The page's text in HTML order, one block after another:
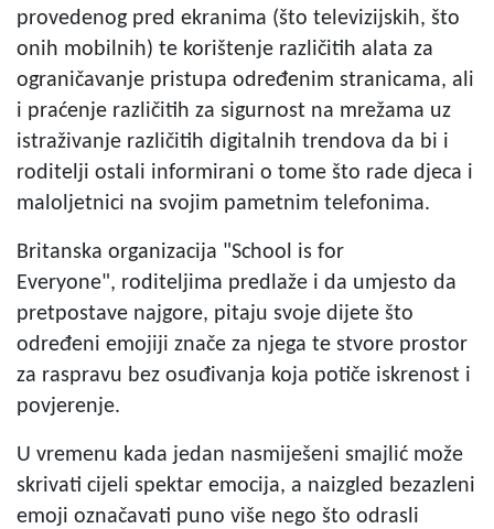
provedenog pred ekranima (što televizijskih, što
onih mobilnih) te korištenje različitih alata za
ograničavanje pristupa određenim stranicama, ali
i praćenje različitih za sigurnost na mrežama uz
istraživanje različitih digitalnih trendova da bi i
roditelji ostali informirani o tome što rade djeca i
maloljetnici na svojim pametnim telefonima.
Britanska organizacija "School is for
Everyone", roditeljima predlaže i da umjesto da
pretpostave najgore, pitaju svoje dijete što
određeni emojiji znače za njega te stvore prostor
za raspravu bez osuđivanja koja potiče iskrenost i
povjerenje.
U vremenu kada jedan nasmiješeni smajlić može
skrivati cijeli spektar emocija, a naizgled bezazleni
emoji označavati puno više nego što odrasli